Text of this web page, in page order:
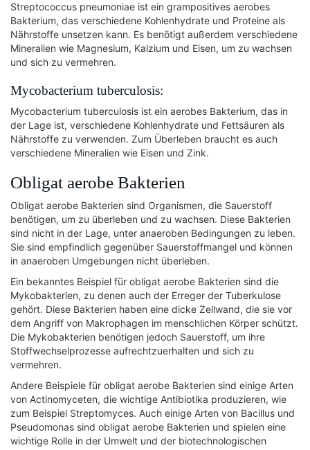
Streptococcus pneumoniae ist ein grampositives aerobes
Bakterium, das verschiedene Kohlenhydrate und Proteine als
Nährstoffe unsetzen kann. Es benötigt außerdem verschiedene
Mineralien wie Magnesium, Kalzium und Eisen, um zu wachsen
und sich zu vermehren.
Mycobacterium tuberculosis:
Mycobacterium tuberculosis ist ein aerobes Bakterium, das in
der Lage ist, verschiedene Kohlenhydrate und Fettsäuren als
Nährstoffe zu verwenden. Zum Überleben braucht es auch
verschiedene Mineralien wie Eisen und Zink.
Obligat aerobe Bakterien
Obligat aerobe Bakterien sind Organismen, die Sauerstoff
benötigen, um zu überleben und zu wachsen. Diese Bakterien
sind nicht in der Lage, unter anaeroben Bedingungen zu leben.
Sie sind empfindlich gegenüber Sauerstoffmangel und können
in anaeroben Umgebungen nicht überleben.
Ein bekanntes Beispiel für obligat aerobe Bakterien sind die
Mykobakterien, zu denen auch der Erreger der Tuberkulose
gehört. Diese Bakterien haben eine dicke Zellwand, die sie vor
dem Angriff von Makrophagen im menschlichen Körper schützt.
Die Mykobakterien benötigen jedoch Sauerstoff, um ihre
Stoffwechselprozesse aufrechtzuerhalten und sich zu
vermehren.
Andere Beispiele für obligat aerobe Bakterien sind einige Arten
von Actinomyceten, die wichtige Antibiotika produzieren, wie
zum Beispiel Streptomyces. Auch einige Arten von Bacillus und
Pseudomonas sind obligat aerobe Bakterien und spielen eine
wichtige Rolle in der Umwelt und der biotechnologischen